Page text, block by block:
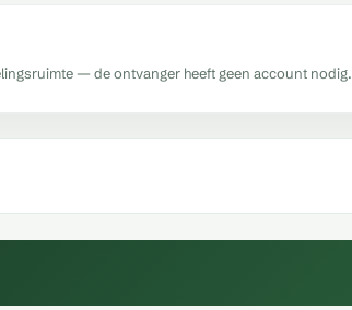
— de ontvanger heeft geen account nodig.